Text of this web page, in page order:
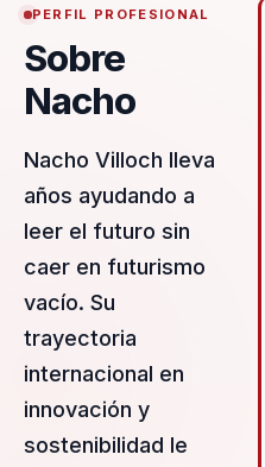
PERFIL PROFESIONAL
Sobre
Nacho
Nacho Villoch lleva
años ayudando a
leer el futuro sin
caer en futurismo
vacío. Su
trayectoria
internacional en
innovación y
sostenibilidad le